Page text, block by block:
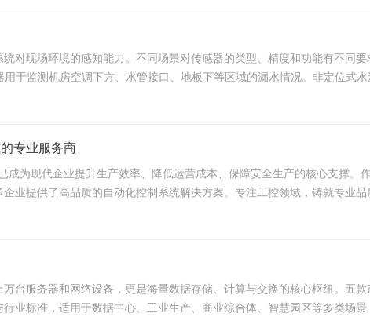
对现场环境的感知能力。不同场景对传感器的类型、精度和功能有不同
于监测机房空调下方、水管接口、地板下等区域的漏水情况。非定位式水
专业服务商
为现代企业提升生产效率、降低运营成本、保障安全生产的核心支撑。
业提供了高品质的自动化控制系统解决方案。专注工控领域，铸就专业品
台服务器和网络设备，更是海量数据存储、计算与交换的核心枢纽。五
业标准，适用于数据中心、工业生产、商业综合体、智慧园区等多类场景